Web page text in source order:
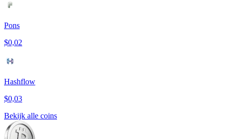
Pons
$0,02
Hashflow
$0,03
Bekijk alle coins